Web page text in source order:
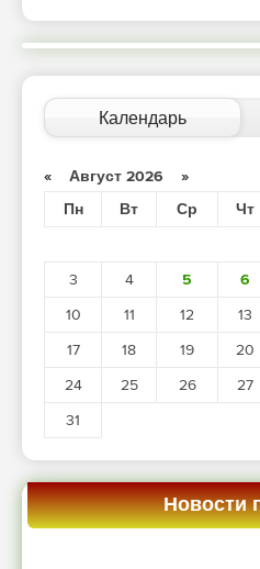
Календарь
« Август 2026 »
Пн
Вт Ср Чт
3
4 5 6
10
11 12 13
17
18 19 20
24
25 26 27
31
Новости